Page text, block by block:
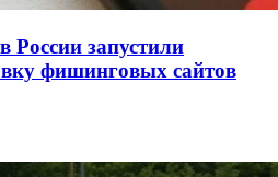
запустили
фишинговых сайтов